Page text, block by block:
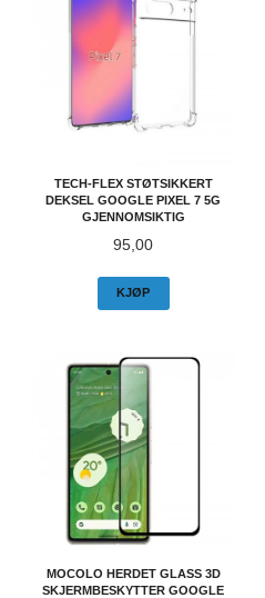
TECH-FLEX STØTSIKKERT
DEKSEL GOOGLE PIXEL 7 5G
GJENNOMSIKTIG
Pris
95,00
KJØP
MOCOLO HERDET GLASS 3D
SKJERMBESKYTTER GOOGLE